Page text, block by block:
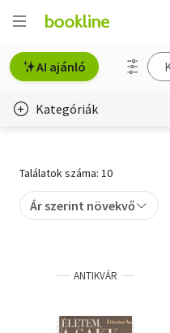
AI ajánló
Kategóriák
Gyermek- és ifjúsági
Művészet
Találatok száma: 10
Ár szerint növekvő
ANTIKVÁR